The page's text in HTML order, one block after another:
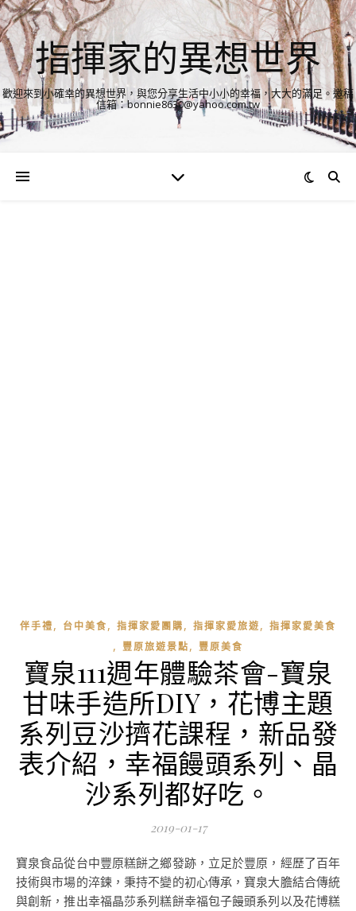
指揮家的異想世界
歡迎來到小確幸的異想世界，與您分享生活中小小的幸福，大大的滿足。邀稿
信箱：bonnie8630@yahoo.com.tw
伴手禮, 台中美食, 指揮家愛團購, 指揮家愛旅遊, 指揮家愛美食
, 豐原旅遊景點, 豐原美食
寶泉111週年體驗茶會-寶泉
甘味手造所DIY，花博主題
系列豆沙擠花課程，新品發
表介紹，幸福饅頭系列、晶
沙系列都好吃。
2019-01-17
寶泉食品從台中豐原糕餅之鄉發跡，立足於豐原，經歷了百年
技術與市場的淬鍊，秉持不變的初心傳承，寶泉大膽結合傳統
與創新，推出幸福晶莎系列糕餅幸福包子饅頭系列以及花博糕